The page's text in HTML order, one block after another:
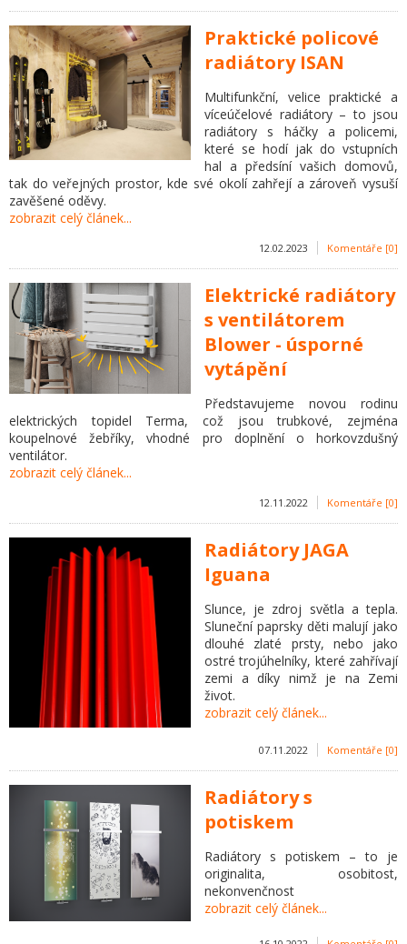
Praktické policové
radiátory ISAN
Multifunkční, velice praktické a
víceúčelové radiátory – to jsou
radiátory s háčky a policemi,
které se hodí jak do vstupních
hal a předsíní vašich domovů,
tak do veřejných prostor, kde své okolí zahřejí a zároveň vysuší
zavěšené oděvy.
zobrazit celý článek...
12.02.2023 Komentáře [0]
Elektrické radiátory
s ventilátorem
Blower - úsporné
vytápění
Představujeme novou rodinu
elektrických topidel Terma, což jsou trubkové, zejména
koupelnové žebříky, vhodné pro doplnění o horkovzdušný
ventilátor.
zobrazit celý článek...
12.11.2022 Komentáře [0]
Radiátory JAGA
Iguana
Slunce, je zdroj světla a tepla.
Sluneční paprsky děti malují jako
dlouhé zlaté prsty, nebo jako
ostré trojúhelníky, které zahřívají
zemi a díky nimž je na Zemi
život.
zobrazit celý článek...
07.11.2022 Komentáře [0]
Radiátory s
potiskem
Radiátory s potiskem – to je
originalita, osobitost,
nekonvenčnost
zobrazit celý článek...